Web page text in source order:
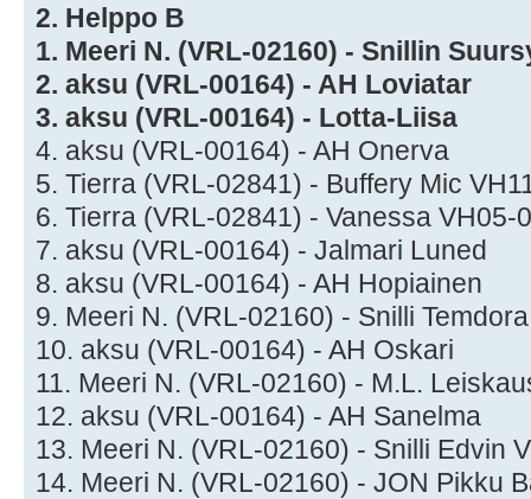
2. Helppo B
1. Meeri N. (VRL-02160) - Snillin
2. aksu (VRL-00164) - AH Loviatar
3. aksu (VRL-00164) - Lotta-Liisa
4. aksu (VRL-00164) - AH Onerva
5. Tierra (VRL-02841) - Buffery Mic
6. Tierra (VRL-02841) - Vanessa VH05-
7. aksu (VRL-00164) - Jalmari Luned
8. aksu (VRL-00164) - AH Hopiainen
9. Meeri N. (VRL-02160) - Snilli
10. aksu (VRL-00164) - AH Oskari
11. Meeri N. (VRL-02160) - M.L.
12. aksu (VRL-00164) - AH Sanelma
13. Meeri N. (VRL-02160) - Snilli Edvin
14. Meeri N. (VRL-02160) - JON Pikku